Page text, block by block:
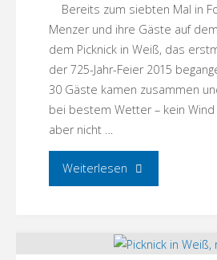
Bereits zum siebten Mal in
Menzer und ihre Gäste auf
dem Picknick in Weiß, das
der 725-Jahr-Feier 2015
30 Gäste kamen zusammen
bei bestem Wetter – kein
aber nicht …
Weiterlesen "Picknick
Weiß